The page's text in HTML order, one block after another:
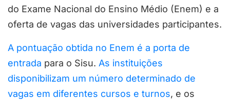
do Exame Nacional do Ensino Médio (Enem) e a
oferta de vagas das universidades participantes.
A pontuação obtida no Enem é a porta de
entrada para o Sisu. As instituições
disponibilizam um número determinado de
vagas em diferentes cursos e turnos, e os